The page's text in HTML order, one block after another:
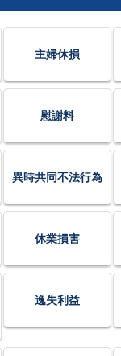
主婦休損
慰謝料
異時共同不法行為
休業損害
逸失利益